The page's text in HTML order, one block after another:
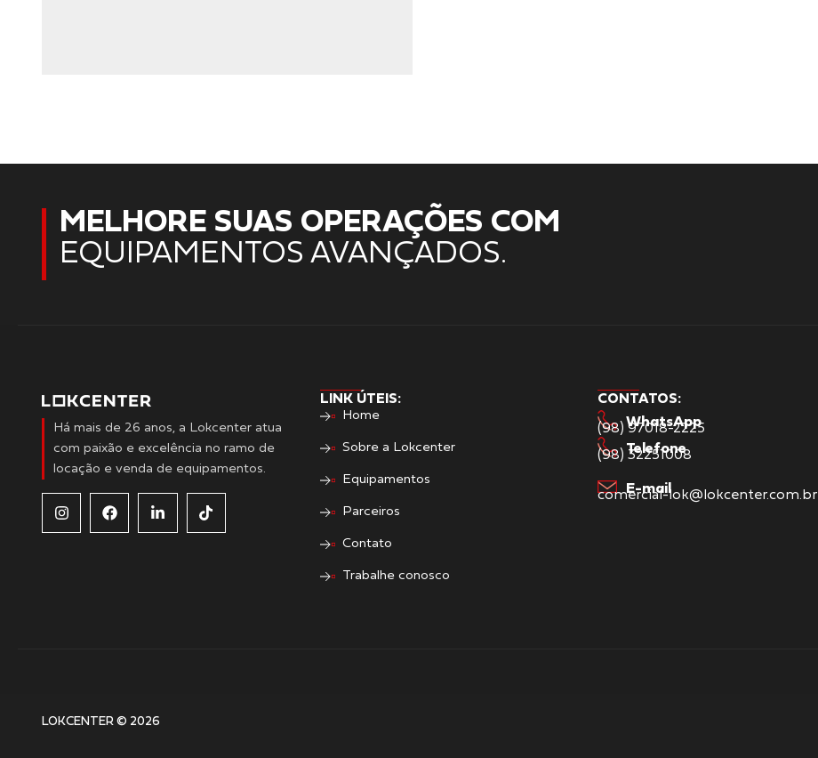
MELHORE SUAS OPERAÇÕES COM
EQUIPAMENTOS AVANÇADOS.
Há mais de 26 anos, a Lokcenter atua
com paixão e excelência no ramo de
locação e venda de equipamentos.
LINK ÚTEIS:
Home
Sobre a Lokcenter
Equipamentos
Parceiros
Contato
Trabalhe conosco
CONTATOS:
WhatsApp
(98) 97018-2225
Telefone
(98) 32251008
E-mail
comercial-lok@lokcenter.com.br
LOKCENTER © 2026